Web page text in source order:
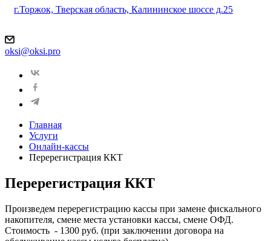
г.Торжок, Тверская область, Калининское шоссе д.25
oksi@oksi.pro
Главная
Услуги
Онлайн-кассы
Перерегистрация ККТ
Перерегистрация ККТ
Произведем перерегистрацию кассы при замене фискального
накопителя, смене места установки кассы, смене ОФД.
Стоимость - 1300 руб. (при заключении договора на